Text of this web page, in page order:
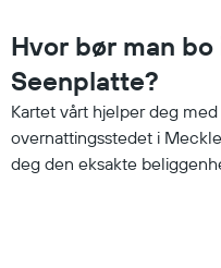
Hvor bør man
Seenplatte?
Kartet vårt hjelper deg
overnattingsstedet i
deg den eksakte